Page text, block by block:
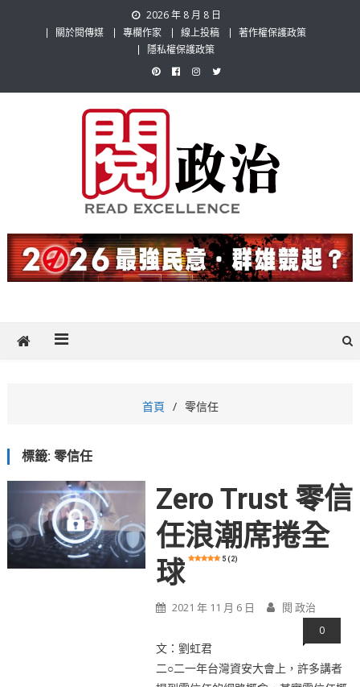
2026 年 8 月 8 日
關於閱傳媒
專欄作家 線上投稿
著作權保護政策
隱私權保護政策
閱政治 Read Gov News
題，也要專業評論，閱政治與多元的政治評論家與專欄作家邀稿合作，
讓讀者有最多元和專業的選擇。
首頁 零信任
標籤: 零信任
Zero Trust 零信
任浪潮席捲全
球
5 (2)
2021 年 11 月 6 日 閱 政治
0
文：劉虹君
二○二一年台灣資安大會上，許多講者